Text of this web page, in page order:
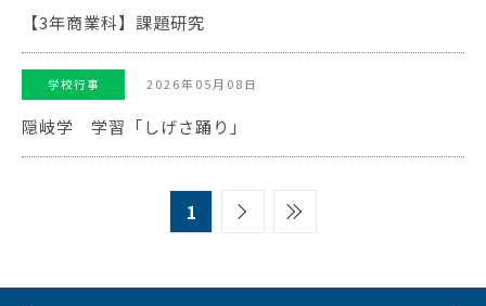
【3年商業科】課題研究
学校行事 2026年05月08日
隠岐学 学習「しげさ踊り」
1